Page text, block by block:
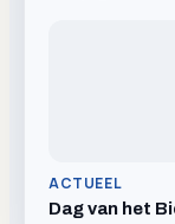
ACTUEEL
Dag van het